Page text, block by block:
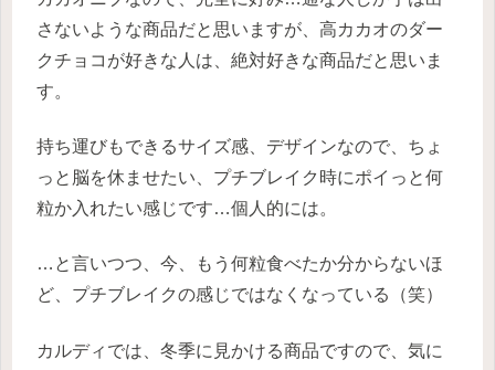
さないような商品だと思いますが、高カカオのダー
クチョコが好きな人は、絶対好きな商品だと思いま
す。
持ち運びもできるサイズ感、デザインなので、ちょ
っと脳を休ませたい、プチブレイク時にポイっと何
粒か入れたい感じです…個人的には。
…と言いつつ、今、もう何粒食べたか分からないほ
ど、プチブレイクの感じではなくなっている（笑）
カルディでは、冬季に見かける商品ですので、気に